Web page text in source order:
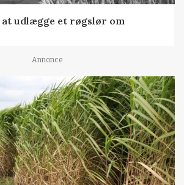
at udlægge et røgslør om
Annonce